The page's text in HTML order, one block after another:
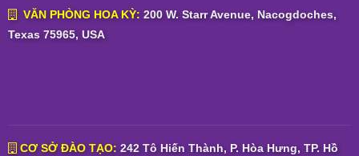
VĂN PHÒNG HOA KỲ: 200 W. Starr Avenue, Nacogdoches,
Texas 75965, USA
CƠ SỞ ĐÀO TẠO: 242 Tô Hiến Thành, P. Hòa Hưng, TP. Hồ